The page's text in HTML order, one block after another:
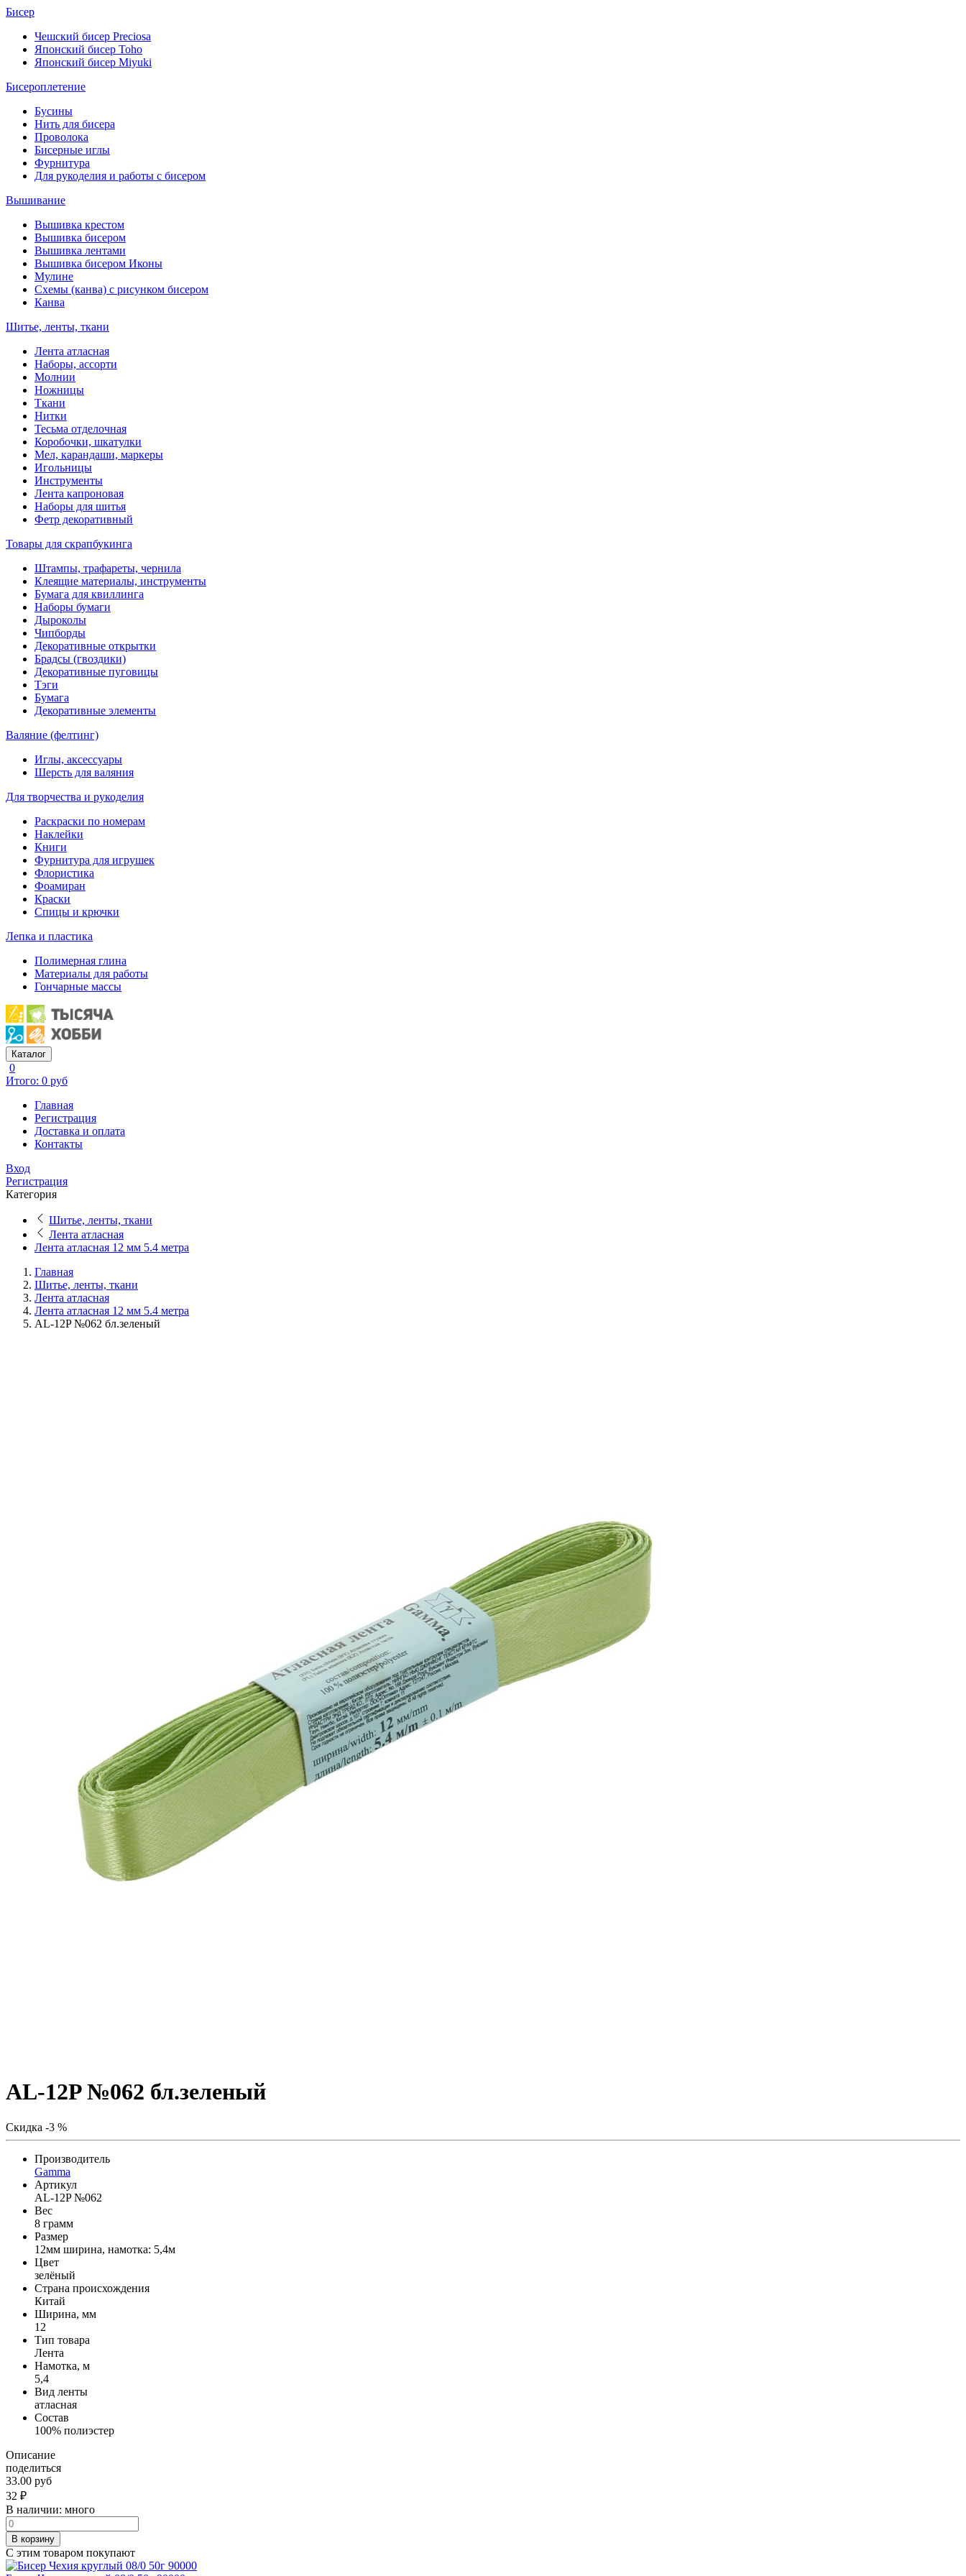
Бисер
Чешский бисер Preciosa
Японский бисер Toho
Японский бисер Miyuki
Бисероплетение
Бусины
Нить для бисера
Проволока
Бисерные иглы
Фурнитура
Для рукоделия и работы с бисером
Вышивание
Вышивка крестом
Вышивка бисером
Вышивка лентами
Вышивка бисером Иконы
Мулине
Схемы (канва) с рисунком бисером
Канва
Шитье, ленты, ткани
Лента атласная
Наборы, ассорти
Молнии
Ножницы
Ткани
Нитки
Тесьма отделочная
Коробочки, шкатулки
Мел, карандаши, маркеры
Игольницы
Инструменты
Лента капроновая
Наборы для шитья
Фетр декоративный
Товары для скрапбукинга
Штампы, трафареты, чернила
Клеящие материалы, инструменты
Бумага для квиллинга
Наборы бумаги
Дыроколы
Чипборды
Декоративные открытки
Брадсы (гвоздики)
Декоративные пуговицы
Тэги
Бумага
Декоративные элементы
Валяние (фелтинг)
Иглы, аксессуары
Шерсть для валяния
Для творчества и рукоделия
Раскраски по номерам
Наклейки
Книги
Фурнитура для игрушек
Флористика
Фоамиран
Краски
Спицы и крючки
Лепка и пластика
Полимерная глина
Материалы для работы
Гончарные массы
Каталог
0
Итого: 0 руб
Главная
Регистрация
Доставка и оплата
Контакты
Вход
Регистрация
Категория
Шитье, ленты, ткани
Лента атласная
Лента атласная 12 мм 5.4 метра
Главная
Шитье, ленты, ткани
Лента атласная
Лента атласная 12 мм 5.4 метра
AL-12P №062 бл.зеленый
AL-12P №062 бл.зеленый
Скидка -3 %
Производитель
Gamma
Артикул
AL-12P №062
Вес
8 грамм
Размер
12мм ширина, намотка: 5,4м
Цвет
зелёный
Страна происхождения
Китай
Ширина, мм
12
Тип товара
Лента
Намотка, м
5,4
Вид ленты
атласная
Состав
100% полиэстер
Описание
поделиться
33.00 руб
32 ₽
В наличии: много
В корзину
С этим товаром покупают